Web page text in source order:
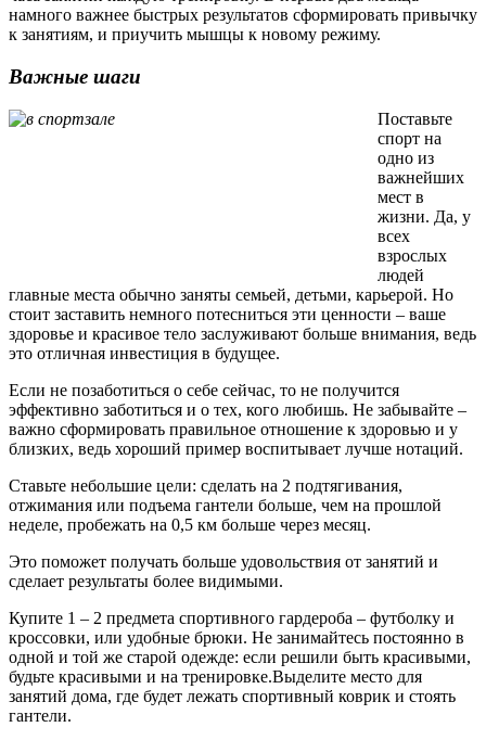
намного важнее быстрых результатов сформировать привычку
к занятиям, и приучить мышцы к новому режиму.
Важные шаги
Поставьте
спорт на
одно из
важнейших
мест в
жизни. Да, у
всех
взрослых
людей
главные места обычно заняты семьей, детьми, карьерой. Но
стоит заставить немного потесниться эти ценности – ваше
здоровье и красивое тело заслуживают больше внимания, ведь
это отличная инвестиция в будущее.
Если не позаботиться о себе сейчас, то не получится
эффективно заботиться и о тех, кого любишь. Не забывайте –
важно сформировать правильное отношение к здоровью и у
близких, ведь хороший пример воспитывает лучше нотаций.
Ставьте небольшие цели: сделать на 2 подтягивания,
отжимания или подъема гантели больше, чем на прошлой
неделе, пробежать на 0,5 км больше через месяц.
Это поможет получать больше удовольствия от занятий и
сделает результаты более видимыми.
Купите 1 – 2 предмета спортивного гардероба – футболку и
кроссовки, или удобные брюки. Не занимайтесь постоянно в
одной и той же старой одежде: если решили быть красивыми,
будьте красивыми и на тренировке.Выделите место для
занятий дома, где будет лежать спортивный коврик и стоять
гантели.